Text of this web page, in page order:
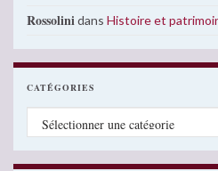
Rossolinidans Histoire et
CATÉGORIES
Catégories